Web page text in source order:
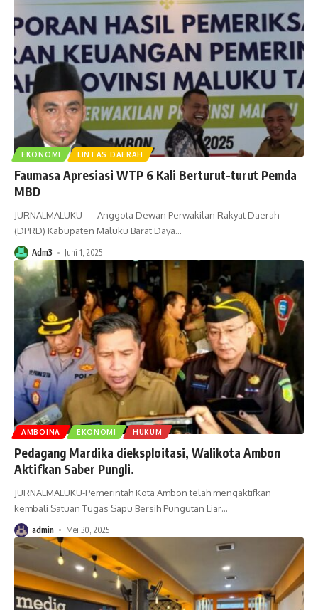
EKONOMI LINTAS DAERAH
Faumasa Apresiasi WTP 6 Kali Berturut-turut Pemda
MBD
JURNALMALUKU — Anggota Dewan Perwakilan Rakyat Daerah
(DPRD) Kabupaten Maluku Barat Daya…
Adm3 Juni 1, 2025
AMBOINA EKONOMI HUKUM
Pedagang Mardika dieksploitasi, Walikota Ambon
Aktifkan Saber Pungli.
JURNALMALUKU-Pemerintah Kota Ambon telah mengaktifkan
kembali Satuan Tugas Sapu Bersih Pungutan Liar…
admin Mei 30, 2025